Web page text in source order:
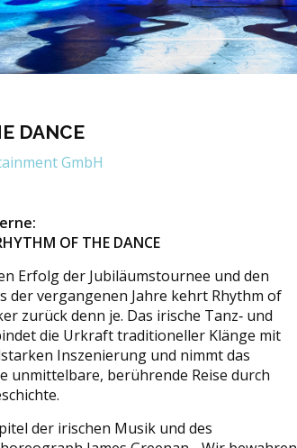
DANCE
GmbH
OF THE DANCE
Erfolg der Jubiläumstournee und den
der vergangenen Jahre kehrt Rhythm of
zurück denn je. Das irische Tanz‑ und
die Urkraft traditioneller Klänge mit
Inszenierung und nimmt das
unmittelbare, berührende Reise durch
der irischen Musik und des